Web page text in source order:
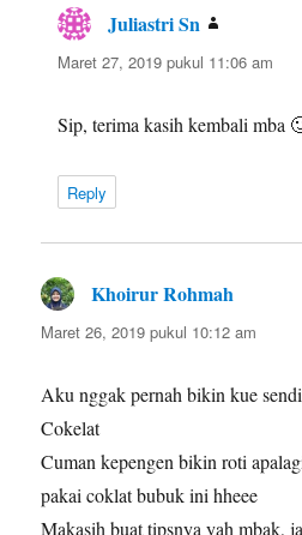
Juliastri Sn
Maret 27, 2019 pukul 11:06 am
Sip, terima kasih kembali mba
Reply
Khoirur Rohmah
Maret 26, 2019 pukul 10:12 am
Aku nggak pernah bikin kue
Cokelat
Cuman kepengen bikin roti
pakai coklat bubuk ini hheee
Makasih buat tipsnya yah mbak,